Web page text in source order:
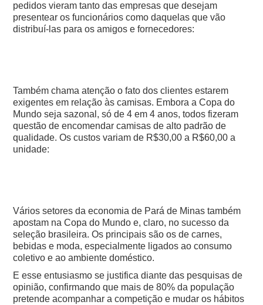
pedidos vieram tanto das empresas que desejam
presentear os funcionários como daquelas que vão
distribuí-las para os amigos e fornecedores:
Também chama atenção o fato dos clientes estarem
exigentes em relação às camisas. Embora a Copa do
Mundo seja sazonal, só de 4 em 4 anos, todos fizeram
questão de encomendar camisas de alto padrão de
qualidade. Os custos variam de R$30,00 a R$60,00 a
unidade:
Vários setores da economia de Pará de Minas também
apostam na Copa do Mundo e, claro, no sucesso da
seleção brasileira. Os principais são os de carnes,
bebidas e moda, especialmente ligados ao consumo
coletivo e ao ambiente doméstico.
E esse entusiasmo se justifica diante das pesquisas de
opinião, confirmando que mais de 80% da população
pretende acompanhar a competição e mudar os hábitos